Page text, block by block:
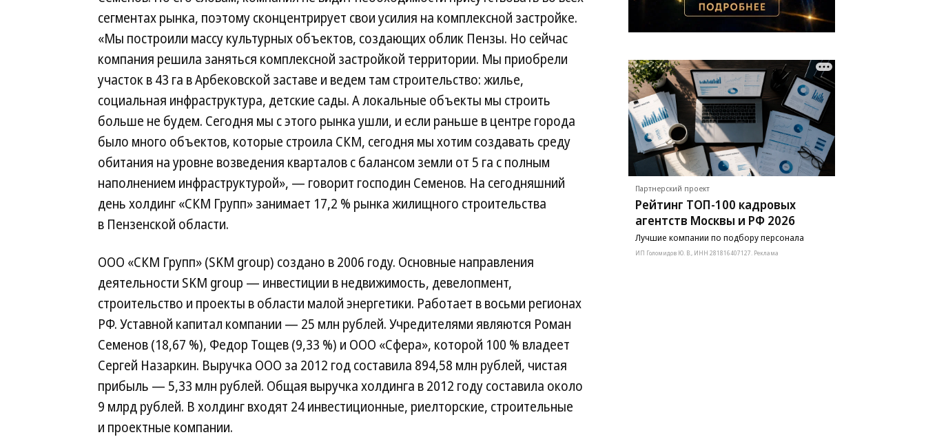
сегментах рынка, поэтому сконцентрирует свои усилия на комплексной застройке.
«Мы построили массу культурных объектов, создающих облик Пензы. Но сейчас
компания решила заняться комплексной застройкой территории. Мы приобрели
участок в 43 га в Арбековской заставе и ведем там строительство: жилье,
социальная инфраструктура, детские сады. А локальные объекты мы строить
больше не будем. Сегодня мы с этого рынка ушли, и если раньше в центре города
было много объектов, которые строила СКМ, сегодня мы хотим создавать среду
обитания на уровне возведения кварталов с балансом земли от 5 га с полным
наполнением инфраструктурой», — говорит господин Семенов. На сегодняшний
день холдинг «СКМ Групп» занимает 17,2 % рынка жилищного строительства
в Пензенской области.
ООО «СКМ Групп» (SKM group) создано в 2006 году. Основные направления
деятельности SKM group — инвестиции в недвижимость, девелопмент,
строительство и проекты в области малой энергетики. Работает в восьми регионах
РФ. Уставной капитал компании — 25 млн рублей. Учредителями являются Роман
Семенов (18,67 %), Федор Тощев (9,33 %) и ООО «Сфера», которой 100 % владеет
Сергей Назаркин. Выручка ООО за 2012 год составила 894,58 млн рублей, чистая
прибыль — 5,33 млн рублей. Общая выручка холдинга в 2012 году составила около
9 млрд рублей. В холдинг входят 24 инвестиционные, риелторские, строительные
и проектные компании.
Партнерский проект
Рейтинг ТОП-100 кадровых
агентств Москвы и РФ 2026
Лучшие компании по подбору персонала
ИП Голомидов Ю. В., ИНН 281816407127. Реклама